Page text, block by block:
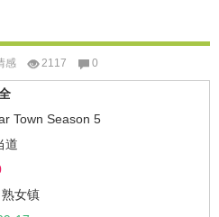
感 2117 0
Town Season 5
道
女镇